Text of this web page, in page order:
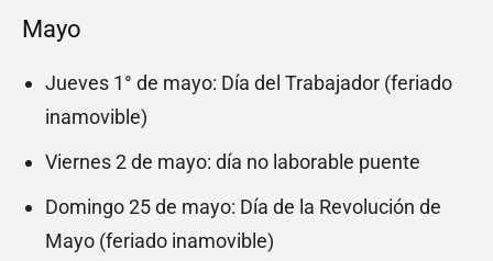
Mayo
Jueves 1° de mayo: Día del Trabajador (feriado
inamovible)
Viernes 2 de mayo: día no laborable puente
Domingo 25 de mayo: Día de la Revolución de
Mayo (feriado inamovible)